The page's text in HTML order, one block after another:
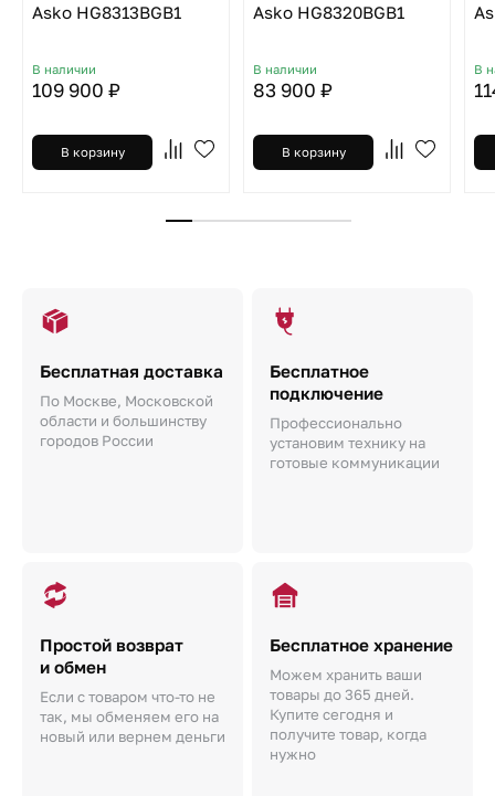
Asko HG8313BGB1
В наличии
109 900 ₽
В корзину
Asko HG8320BGB1
В наличии
83 900 ₽
В корзину
В
Бесплатная доставка
По Москве, Московской
области и большинству
городов России
Бесплатное
подключение
Профессионально
установим технику на
готовые коммуникации
Простой возврат
и обмен
Если с товаром что-то не
так, мы обменяем его на
новый или вернем деньги
Бесплатное хранение
Можем хранить ваши
товары до 365 дней.
Купите сегодня и
получите товар, когда
нужно